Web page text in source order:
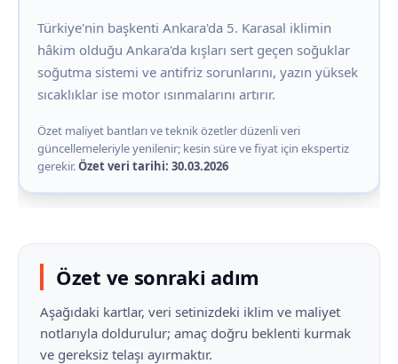
Türkiye'nin başkenti Ankara'da 5. Karasal iklimin
hâkim olduğu Ankara'da kışları sert geçen soğuklar
soğutma sistemi ve antifriz sorunlarını, yazın yüksek
sıcaklıklar ise motor ısınmalarını artırır.
Özet maliyet bantları ve teknik özetler düzenli veri
güncellemeleriyle yenilenir; kesin süre ve fiyat için ekspertiz
gerekir.Özet veri tarihi: 30.03.2026
Özet ve sonraki adım
Aşağıdaki kartlar, veri setinizdeki iklim ve maliyet
notlarıyla doldurulur; amaç doğru beklenti kurmak
ve gereksiz telaşı ayırmaktır.